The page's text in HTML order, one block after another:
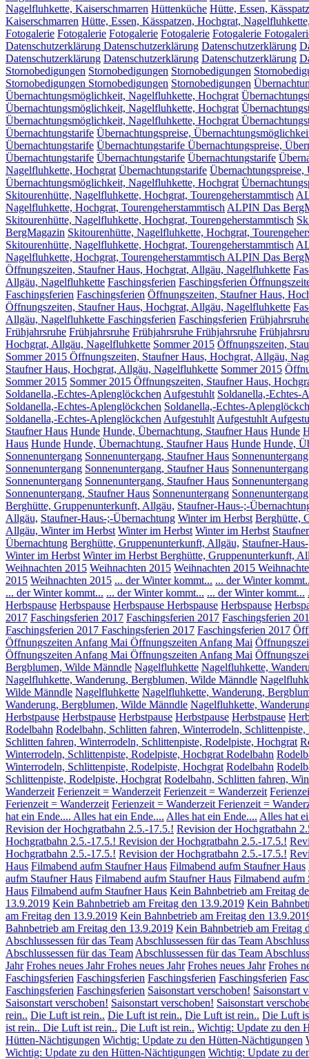
Nagelfluhkette, Kaiserschmarren Hüttenküche Hütte, Essen,
Kaiserschmarren Hütte, Essen, Kässpatzen, Hochgrat,
Fotogalerie Fotogalerie Fotogalerie Fotogalerie Fotogalerie
Datenschutzerklärung Datenschutzerklärung Datenschutzerklärung
Datenschutzerklärung Datenschutzerklärung Datenschutzerklärung
Stornobedigungen Stornobedigungen Stornobedigungen
Stornobedigungen Stornobedigungen Stornobedigungen
Übernachtungsmöglichkeit, Nagelfluhkette, Hochgrat
Übernachtungsmöglichkeit, Nagelfluhkette, Hochgrat
Übernachtungsmöglichkeit, Nagelfluhkette, Hochgrat
Übernachtungstarife Übernachtungspreise,
Übernachtungstarife Übernachtungstarife Übernachtungspreise,
Übernachtungstarife Übernachtungstarife Übernachtungstarife
Nagelfluhkette, Hochgrat Übernachtungstarife
Übernachtungsmöglichkeit, Nagelfluhkette, Hochgrat
Skitourenhütte, Nagelfluhkette, Hochgrat, Tourengeherstammtisch
Nagelfluhkette, Hochgrat, Tourengeherstammtisch ALPIN Das
Skitourenhütte, Nagelfluhkette, Hochgrat, Tourengeherstammtisch
BergMagazin Skitourenhütte, Nagelfluhkette, Hochgrat,
Skitourenhütte, Nagelfluhkette, Hochgrat, Tourengeherstammtisch
Nagelfluhkette, Hochgrat, Tourengeherstammtisch ALPIN Das
Öffnungszeiten, Staufner Haus, Hochgrat, Allgäu, Nagelfluhkette
Allgäu, Nagelfluhkette Faschingsferien Faschingsferien
Faschingsferien Faschingsferien Öffnungszeiten, Staufner Haus,
Öffnungszeiten, Staufner Haus, Hochgrat, Allgäu, Nagelfluhkette
Allgäu, Nagelfluhkette Faschingsferien Faschingsferien
Frühjahrsruhe Frühjahrsruhe Frühjahrsruhe Frühjahrsruhe
Hochgrat, Allgäu, Nagelfluhkette Sommer 2015 Öffnungszeiten,
Sommer 2015 Öffnungszeiten, Staufner Haus, Hochgrat, Allgäu,
Staufner Haus, Hochgrat, Allgäu, Nagelfluhkette Sommer 2015
Sommer 2015 Sommer 2015 Öffnungszeiten, Staufner Haus,
Soldanella,-Echtes-Aplenglöckchen Aufgestuhlt Soldanella,-Echtes-
Soldanella,-Echtes-Aplenglöckchen Soldanella,-Echtes-
Soldanella,-Echtes-Aplenglöckchen Aufgestuhlt Aufgestuhlt
Staufner Haus Hunde Hunde, Übernachtung, Staufner Haus Hunde
Haus Hunde Hunde, Übernachtung, Staufner Haus Hunde Hunde,
Sonnenuntergang Sonnenuntergang, Staufner Haus Sonnenuntergang
Sonnenuntergang Sonnenuntergang, Staufner Haus Sonnenuntergang
Sonnenuntergang Sonnenuntergang, Staufner Haus Sonnenuntergang
Sonnenuntergang, Staufner Haus Sonnenuntergang Sonnenuntergang
Berghütte, Gruppenunterkunft, Allgäu, Staufner-Haus-;-
Allgäu, Staufner-Haus-;-Übernachtung Winter im Herbst Berghütte,
Allgäu, Winter im Herbst Winter im Herbst Winter im Herbst
Übernachtung Berghütte, Gruppenunterkunft, Allgäu, Staufner-
Winter im Herbst Winter im Herbst Berghütte, Gruppenunterkunft,
Weihnachten 2015 Weihnachten 2015 Weihnachten 2015
2015 Weihnachten 2015 ... der Winter kommt... ... der Winter
... der Winter kommt... ... der Winter kommt... ... der Winter kommt...
Herbspause Herbspause Herbspause Herbspause Herbspause
2017 Faschingsferien 2017 Faschingsferien 2017 Faschingsferien
Faschingsferien 2017 Faschingsferien 2017 Faschingsferien 2017
Öffnungszeiten Anfang Mai Öffnungszeiten Anfang Mai
Öffnungszeiten Anfang Mai Öffnungszeiten Anfang Mai
Bergblumen, Wilde Männdle Nagelfluhkette Nagelfluhkette,
Nagelfluhkette, Wanderung, Bergblumen, Wilde Männdle
Wilde Männdle Nagelfluhkette Nagelfluhkette, Wanderung,
Wanderung, Bergblumen, Wilde Männdle Nagelfluhkette,
Herbstpause Herbstpause Herbstpause Herbstpause Herbstpause
Rodelbahn Rodelbahn, Schlitten fahren, Winterrodeln,
Schlitten fahren, Winterrodeln, Schlittenpiste, Rodelpiste, Hochgrat
Winterrodeln, Schlittenpiste, Rodelpiste, Hochgrat Rodelbahn
Winterrodeln, Schlittenpiste, Rodelpiste, Hochgrat Rodelbahn
Schlittenpiste, Rodelpiste, Hochgrat Rodelbahn, Schlitten fahren,
Wanderzeit Ferienzeit = Wanderzeit Ferienzeit = Wanderzeit
Ferienzeit = Wanderzeit Ferienzeit = Wanderzeit Ferienzeit =
hat ein Ende.... Alles hat ein Ende.... Alles hat ein Ende.... Alles hat
Revision der Hochgratbahn 2.5.-17.5.! Revision der Hochgratbahn
Hochgratbahn 2.5.-17.5.! Revision der Hochgratbahn 2.5.-17.5.!
Hochgratbahn 2.5.-17.5.! Revision der Hochgratbahn 2.5.-17.5.!
Haus Filmabend aufm Staufner Haus Filmabend aufm Staufner Haus
aufm Staufner Haus Filmabend aufm Staufner Haus Filmabend aufm
Haus Filmabend aufm Staufner Haus Kein Bahnbetrieb am Freitag
13.9.2019 Kein Bahnbetrieb am Freitag den 13.9.2019 Kein
am Freitag den 13.9.2019 Kein Bahnbetrieb am Freitag den
Bahnbetrieb am Freitag den 13.9.2019 Kein Bahnbetrieb am Freitag
Abschlussessen für das Team Abschlussessen für das Team
Abschlussessen für das Team Abschlussessen für das Team
Jahr Frohes neues JahrFrohes neues Jahr Frohes neues Jahr Frohes
Faschingsferien Faschingsferien Faschingsferien Faschingsferien
Faschingsferien Faschingsferien Saisonstart verschoben! Saisonstart
Saisonstart verschoben! Saisonstart verschoben! Saisonstart
rein.. Die Luft ist rein.. Die Luft ist rein.. Die Luft ist rein.. Die Luft
ist rein.. Die Luft ist rein.. Die Luft ist rein.. Wichtig: Update zu den
Hütten-Nächtigungen Wichtig: Update zu den Hütten-Nächtigungen
Wichtig: Update zu den Hütten-Nächtigungen Wichtig: Update zu